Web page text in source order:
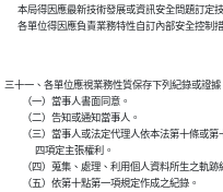
本局得因應最新技術發展或資訊安全問題訂定
三十一、各單位應視業務性質保存下列紀錄或證據
        （一）當事人書面同意。
        （二）告知或通知當事人。
（三）當事人或法定代理人依本法第十條或
              四項定主張權利。
（四）蒐集、處理、利用個人資料所生之軌跡
        （五）依第十點第一項規定作成之紀錄。